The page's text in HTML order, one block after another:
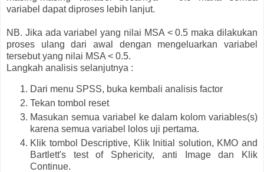
variabel dapat diproses lebih lanjut.
NB. Jika ada variabel yang nilai MSA < 0.5 maka dilakukan
proses ulang dari awal dengan mengeluarkan variabel
tersebut yang nilai MSA < 0.5.
Langkah analisis selanjutnya :
Dari menu SPSS, buka kembali analisis factor
Tekan tombol reset
Masukan semua variabel ke dalam kolom variables(s)
karena semua variabel lolos uji pertama.
Klik tombol Descriptive, Klik Initial solution, KMO and
Bartlett's test of Sphericity, anti Image dan Klik
Continue.